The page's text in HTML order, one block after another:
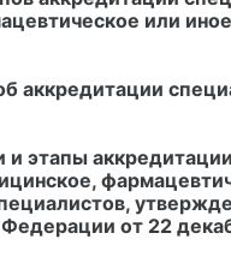
или
и этапы
от 22